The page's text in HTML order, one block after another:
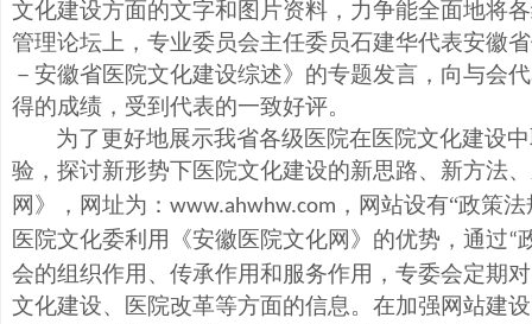
文化建设方面的文字和图片资料，力争能全面地将
管理论坛上，专业委员会主任委员石建华代表安徽
－安徽省医院文化建设综述》的专题发言，向与会
得的成绩，受到代表的一致好评。
为了更好地展示我省各级医院在医院文化建设
验，探讨新形势下医院文化建设的新思路、新方法
网》，网址为： www.ahwhw.com ，网站设有“政策
医院文化委利用 《安徽医院文化网》 的优势 ，通过“
会的组织作用、传承作用和服务作用，专委会定期
文化建设、医院改革等方面的信息。在加强网站建